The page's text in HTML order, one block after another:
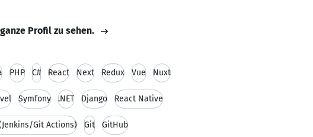
Profil zu sehen.
PHP C# React Next Redux Vue Nuxt
Symfony .NET Django React Native
Git Actions) Git GitHub